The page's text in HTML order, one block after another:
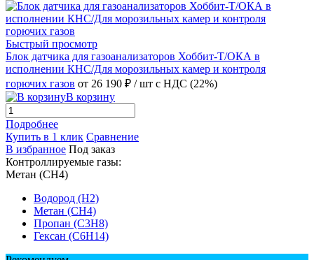
Быстрый просмотр
Блок датчика для газоанализаторов Хоббит-Т/ОКА в
исполнении КНС/Для морозильных камер и контроля
горючих газов от 26 190 ₽ / шт с НДС (22%)
В корзину
Подробнее
Купить в 1 клик Сравнение
В избранное Под заказ
Контроллируемые газы:
Метан (CH4)
Водород (H2)
Метан (CH4)
Пропан (C3H8)
Гексан (C6H14)